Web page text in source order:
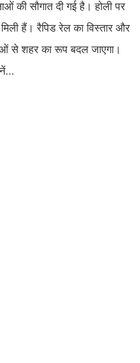
की सौगात दी गई है। होली पर
हैं। रैपिड रेल का विस्तार और
से शहर का रूप बदल जाएगा।